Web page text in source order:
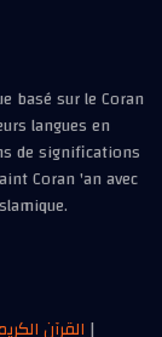
basé sur le Coran
langues en
de significations
Coran 'an avec
القرآن |